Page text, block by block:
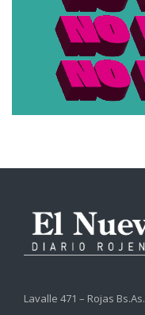
Lavalle 471 – Rojas Bs.As.